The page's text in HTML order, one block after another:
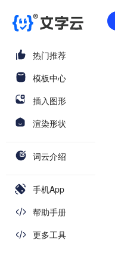
热门推荐
模板中心
插入图形
渲染形状
词云介绍
手机App
帮助手册
更多工具